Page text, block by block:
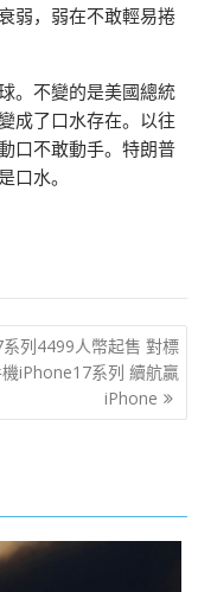
弱，弱在不敢輕易捲
。不變的是美國總統
成了口水存在。以往
口不敢動手。特朗普
口水。
列4499人幣起售 對標
iPhone17系列 續航贏
iPhone